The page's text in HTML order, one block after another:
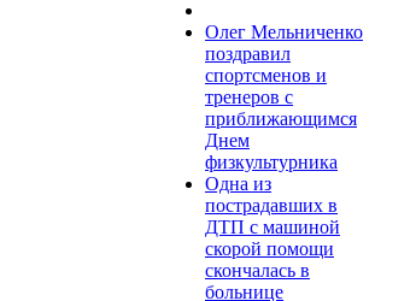
Олег Мельниченко
поздравил
спортсменов и
тренеров с
приближающимся
Днем
физкультурника
Одна из
пострадавших в
ДТП с машиной
скорой помощи
скончалась в
больнице